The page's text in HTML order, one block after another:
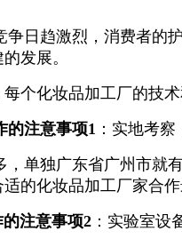
争日趋激烈，消费者的
发展。
个化妆品加工厂的技
的注意事项1 ：实地考察
独广东省广州市就有
的化妆品加工厂家合
注意事项2 ： 实验室设